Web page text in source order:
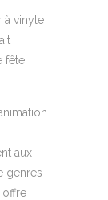
à vinyle
fête
aux
genres
offre